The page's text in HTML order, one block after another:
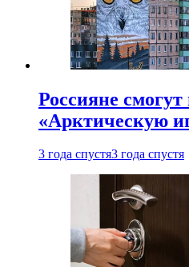
Россияне смогут
«Арктическую
3 года спустя3 года спустя